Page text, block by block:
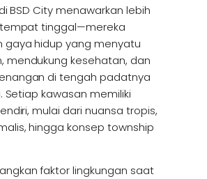
BSD City menawarkan lebih
tinggal—mereka
gaya hidup yang menyatu
mendukung kesehatan, dan
di tengah padatnya
Setiap kawasan memiliki
mulai dari nuansa tropis,
hingga konsep township
faktor lingkungan saat